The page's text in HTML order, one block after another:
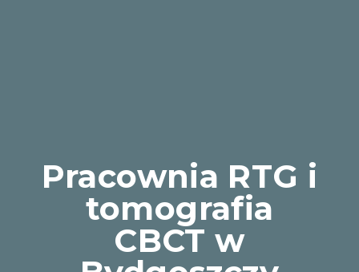
Pracownia RTG i
tomografia
CBCT w